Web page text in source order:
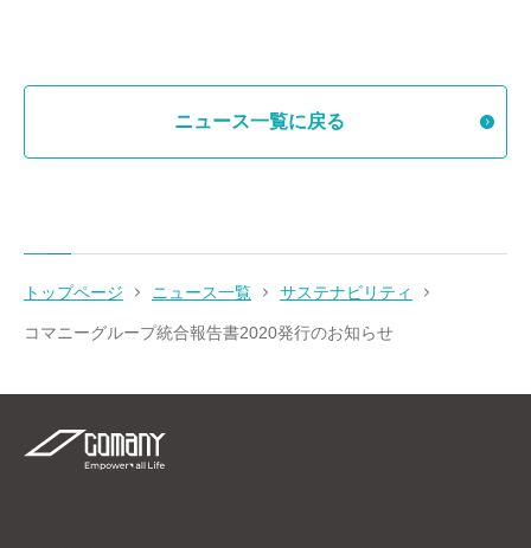
ニュース一覧に戻る
トップページ ニュース一覧 サステナビリティ
コマニーグループ統合報告書2020発行のお知らせ